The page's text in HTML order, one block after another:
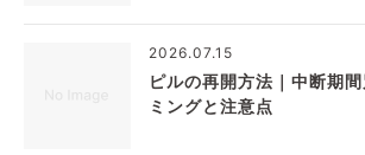
2026.07.15
ピルの再開方法｜中断期
ミングと注意点